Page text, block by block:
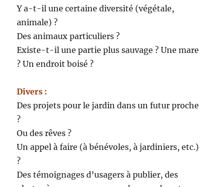
Y a-t-il une certaine diversité (végétale,
animale) ?
Des animaux particuliers ?
Existe-t-il une partie plus sauvage ? Une mare
? Un endroit boisé ?
Divers :
Des projets pour le jardin dans un futur proche
?
Ou des rêves ?
Un appel à faire (à bénévoles, à jardiniers, etc.)
?
Des témoignages d’usagers à publier, des